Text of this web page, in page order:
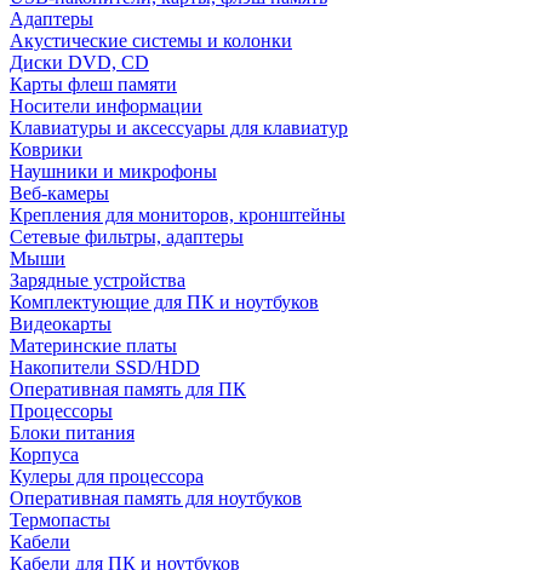
Адаптеры
Акустические системы и колонки
Диски DVD, CD
Карты флеш памяти
Носители информации
Клавиатуры и аксессуары для клавиатур
Коврики
Наушники и микрофоны
Веб-камеры
Крепления для мониторов, кронштейны
Сетевые фильтры, адаптеры
Мыши
Зарядные устройства
Комплектующие для ПК и ноутбуков
Видеокарты
Материнские платы
Накопители SSD/HDD
Оперативная память для ПК
Процессоры
Блоки питания
Корпуса
Кулеры для процессора
Оперативная память для ноутбуков
Термопасты
Кабели
Кабели для ПК и ноутбуков